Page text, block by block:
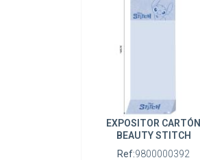
EXPOSITOR CARTÓN
BEAUTY STITCH
Ref:9800000392